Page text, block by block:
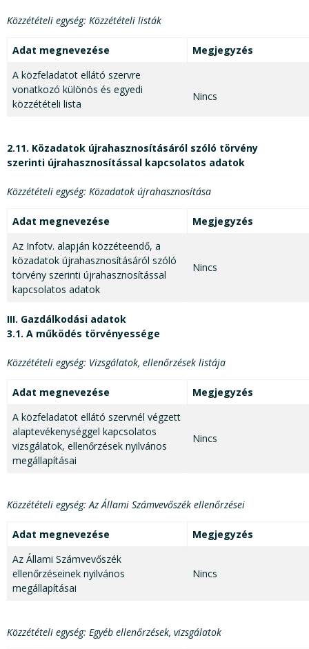
Közzétételi egység: Közzétételi listák
Adat megnevezése
Megjegyzés
A közfeladatot ellátó szervre
vonatkozó különös és egyedi
közzétételi lista
Nincs
2.11. Közadatok újrahasznosításáról szóló törvény
szerinti újrahasznosítással kapcsolatos adatok
Közzétételi egység: Közadatok újrahasznosítása
Adat megnevezése
Megjegyzés
Az Infotv. alapján közzéteendő, a
közadatok újrahasznosításáról szóló
törvény szerinti újrahasznosítással
kapcsolatos adatok
Nincs
III. Gazdálkodási adatok
3.1. A működés törvényessége
Közzétételi egység: Vizsgálatok, ellenőrzések listája
Adat megnevezése
Megjegyzés
A közfeladatot ellátó szervnél végzett
alaptevékenységgel kapcsolatos
vizsgálatok, ellenőrzések nyilvános
megállapításai
Nincs
Közzétételi egység: Az Állami Számvevőszék ellenőrzései
Adat megnevezése
Megjegyzés
Az Állami Számvevőszék
ellenőrzéseinek nyilvános
megállapításai
Nincs
Közzétételi egység: Egyéb ellenőrzések, vizsgálatok